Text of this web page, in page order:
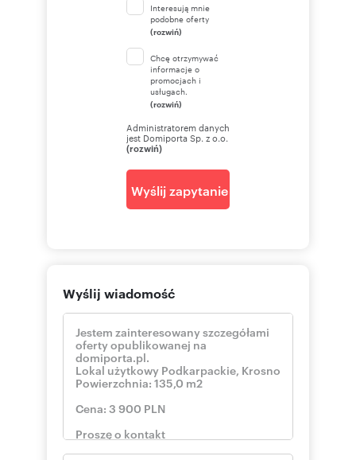
Interesują mnie
podobne oferty
(rozwiń)
Chcę otrzymywać
informacje o
promocjach i
usługach.
(rozwiń)
Administratorem danych
jest Domiporta Sp. z o.o.
(rozwiń)
Wyślij zapytanie
Wyślij wiadomość